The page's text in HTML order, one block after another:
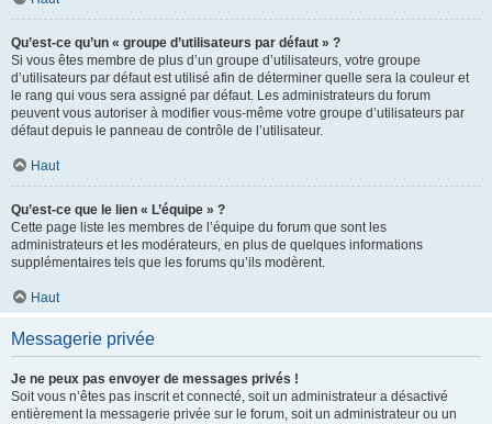
Qu’est-ce qu’un « groupe d’utilisateurs par défaut » ?
Si vous êtes membre de plus d’un groupe d’utilisateurs, votre groupe
d’utilisateurs par défaut est utilisé afin de déterminer quelle sera la couleur et
le rang qui vous sera assigné par défaut. Les administrateurs du forum
peuvent vous autoriser à modifier vous-même votre groupe d’utilisateurs par
défaut depuis le panneau de contrôle de l’utilisateur.
Haut
Qu’est-ce que le lien « L’équipe » ?
Cette page liste les membres de l’équipe du forum que sont les
administrateurs et les modérateurs, en plus de quelques informations
supplémentaires tels que les forums qu’ils modèrent.
Haut
Messagerie privée
Je ne peux pas envoyer de messages privés !
Soit vous n’êtes pas inscrit et connecté, soit un administrateur a désactivé
entièrement la messagerie privée sur le forum, soit un administrateur ou un